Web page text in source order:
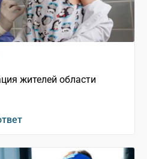
жителей области